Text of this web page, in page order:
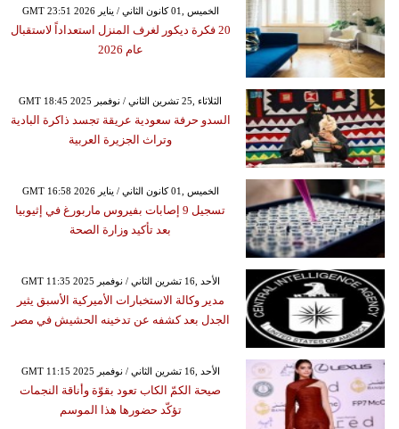
GMT 23:51 2026 الخميس ,01 كانون الثاني / يناير
20 فكرة ديكور لغرف المنزل استعداداً لاستقبال
عام 2026
GMT 18:45 2025 الثلاثاء ,25 تشرين الثاني / نوفمبر
السدو حرفة سعودية عريقة تجسد ذاكرة البادية
وتراث الجزيرة العربية
GMT 16:58 2026 الخميس ,01 كانون الثاني / يناير
تسجيل 9 إصابات بفيروس ماربورغ في إثيوبيا
بعد تأكيد وزارة الصحة
GMT 11:35 2025 الأحد ,16 تشرين الثاني / نوفمبر
مدير وكالة الاستخبارات الأميركية الأسبق يثير
الجدل بعد كشفه عن تدخينه الحشيش في مصر
GMT 11:15 2025 الأحد ,16 تشرين الثاني / نوفمبر
صيحة الكمّ الكاب تعود بقوّة وأناقة النجمات
تؤكّد حضورها هذا الموسم